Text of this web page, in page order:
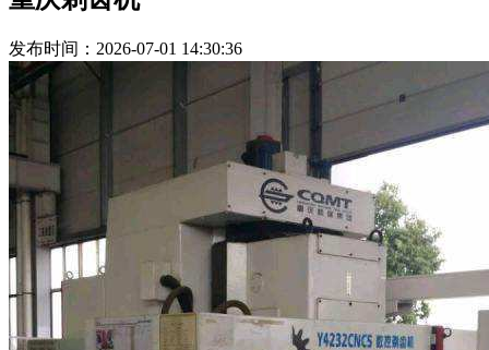
发布时间：2026-07-01 14:30:36